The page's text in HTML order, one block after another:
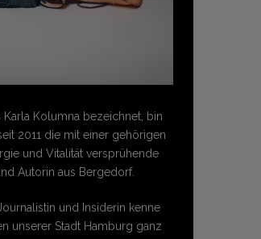
Karla Kolumna bezeichnet, bin
2011 die mit einer gehörigen
und Vitalität versprühende
Autorin aus Bergedorf.
und Insiderin kenne
unserer Stadt Hamburg ganz